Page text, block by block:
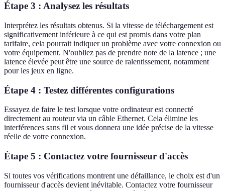
Étape 3 : Analysez les résultats
Interprétez les résultats obtenus. Si la vitesse de téléchargement est
significativement inférieure à ce qui est promis dans votre plan
tarifaire, cela pourrait indiquer un problème avec votre connexion ou
votre équipement. N'oubliez pas de prendre note de la latence ; une
latence élevée peut être une source de ralentissement, notamment
pour les jeux en ligne.
Étape 4 : Testez différentes configurations
Essayez de faire le test lorsque votre ordinateur est connecté
directement au routeur via un câble Ethernet. Cela élimine les
interférences sans fil et vous donnera une idée précise de la vitesse
réelle de votre connexion.
Étape 5 : Contactez votre fournisseur d'accès
Si toutes vos vérifications montrent une défaillance, le choix est d'un
fournisseur d'accès devient inévitable. Contactez votre fournisseur